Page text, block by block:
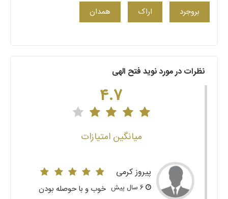
بروجرد اراک همدان
نظرات در مورد نوید فتح الهی
4.7
میانگین امتیازات
پیروز کرمی
خوب و با حوصله بودن